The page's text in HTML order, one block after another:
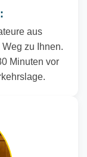
aus
zu Ihnen.
Minuten vor